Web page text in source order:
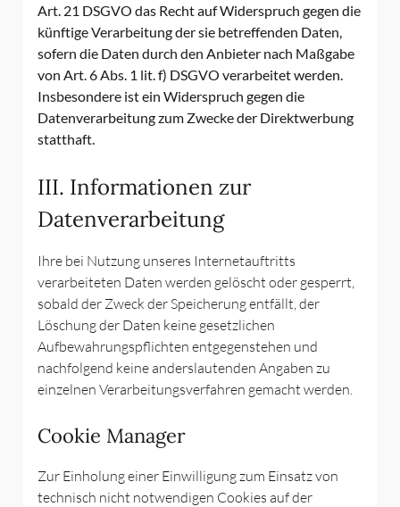
Art. 21 DSGVO das Recht auf Widerspruch gegen die
künftige Verarbeitung der sie betreffenden Daten,
sofern die Daten durch den Anbieter nach Maßgabe
von Art. 6 Abs. 1 lit. f) DSGVO verarbeitet werden.
Insbesondere ist ein Widerspruch gegen die
Datenverarbeitung zum Zwecke der Direktwerbung
statthaft.
III. Informationen zur
Datenverarbeitung
Ihre bei Nutzung unseres Internetauftritts
verarbeiteten Daten werden gelöscht oder gesperrt,
sobald der Zweck der Speicherung entfällt, der
Löschung der Daten keine gesetzlichen
Aufbewahrungspflichten entgegenstehen und
nachfolgend keine anderslautenden Angaben zu
einzelnen Verarbeitungsverfahren gemacht werden.
Cookie Manager
Zur Einholung einer Einwilligung zum Einsatz von
technisch nicht notwendigen Cookies auf der